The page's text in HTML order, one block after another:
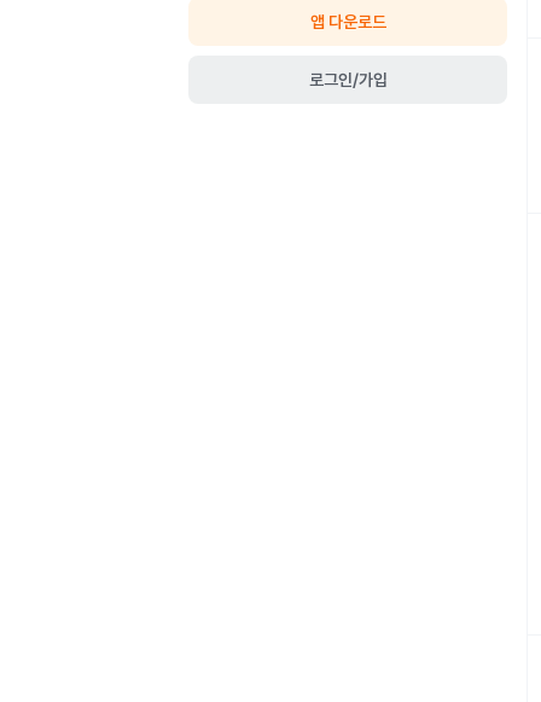
앱 다운로드
로그인/가입